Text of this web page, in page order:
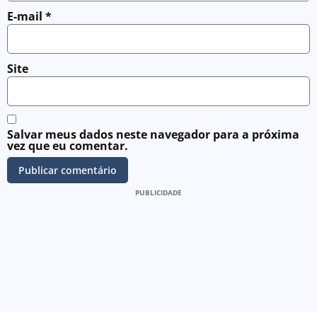
E-mail *
Site
Salvar meus dados neste navegador para a próxima
vez que eu comentar.
PUBLICIDADE